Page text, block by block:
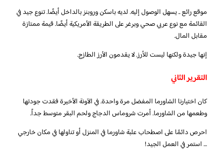
موقع رائع .. يسهل الوصول إليه. لديه باسكن وروبنز بالداخل أيضًا. تنوع جيد في
القائمة مع نوع عربي صحي وبرغر على الطريقة الأمريكية أيضًا. قيمة ممتازة
مقابل المال.
إنها جيدة ولكنها ليست للأرز. لا يقدمون الأرز الطازج.
التقرير الثاني
كان اختيارنا الشاورما المفضل مرة واحدة. في الآونة الأخيرة فقدت جودتها
وطعمها من الشاورما. أمرت شروماس الدجاج ولحم البقر متوسط ​​جداً.
احرص دائمًا على اصطحاب علبة شاورما في المنزل أو تناولها في مكان خارجي
… استمر في العمل الجيد!